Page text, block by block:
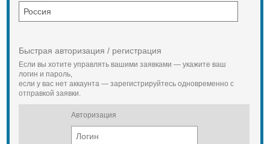
Быстрая авторизация / регистрация
Если вы хотите управлять вашими заявками — укажите ваш
логин и пароль,
если у вас нет аккаунта — зарегистрируйтесь одновременно с
отправкой заявки.
Авторизация